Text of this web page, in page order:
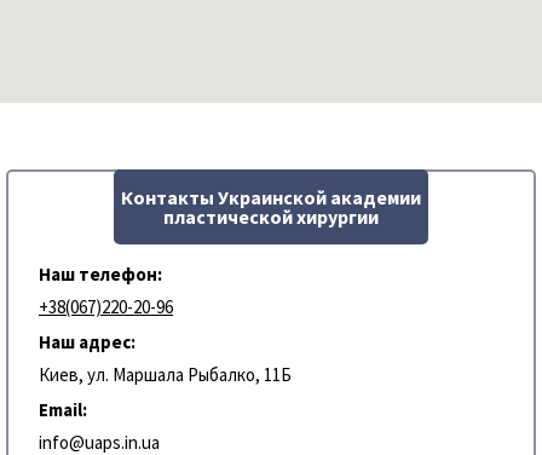
Контакты Украинской академии
пластической хирургии
Наш телефон:
+38(067)220-20-96
Наш адрес:
Киев, ул. Маршала Рыбалко, 11Б
Email:
info@uaps.in.ua